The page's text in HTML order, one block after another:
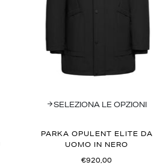
SELEZIONA LE OPZIONI
PARKA OPULENT ELITE DA
UOMO IN NERO
€920,00